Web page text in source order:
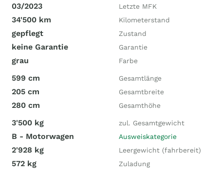
03/2023 Letzte MFK
34'500 km Kilometerstand
gepflegt Zustand
keine Garantie Garantie
grau Farbe
599 cm Gesamtlänge
205 cm Gesamtbreite
280 cm Gesamthöhe
3'500 kg zul. Gesamtgewicht
B - Motorwagen Ausweiskategorie
2'928 kg Leergewicht (fahrbereit)
572 kg Zuladung